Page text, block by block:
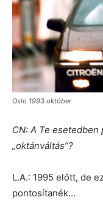
Oslo 1993 október
CN: A Te
„oktánváltás”?
L.A.: 1995 előtt, de
pontosítanék…